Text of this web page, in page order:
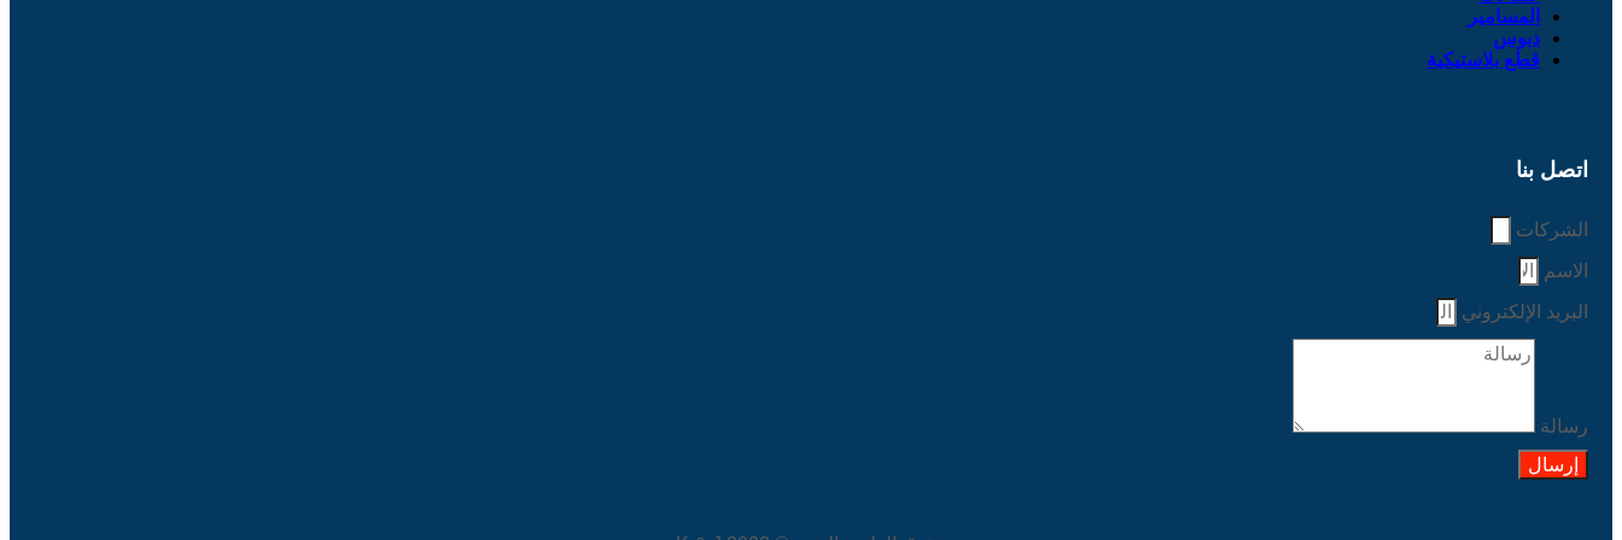
المسامير
دبوس
قطع بلاستيكية
اتصل بنا
الشركات
الاسم
البريد الإلكتروني
رسالة
إرسال